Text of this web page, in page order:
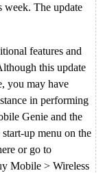
week. The update
features and
this update
you may have
in performing
Genie and the
up menu on the
or go to
Mobile > Wireless